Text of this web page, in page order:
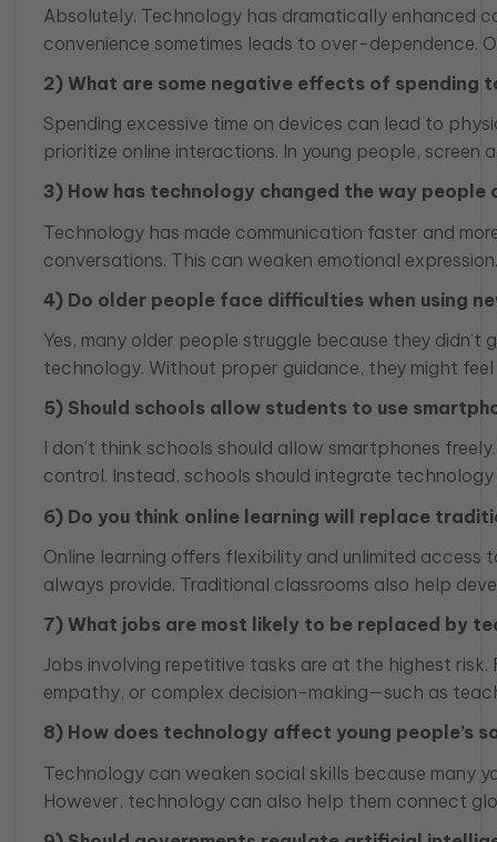
Absolutely. Technology has dramatically enhanced
convenience sometimes leads to over-dependence.
2) What are some negative effects of spending
Spending excessive time on devices can lead to
prioritize online interactions. In young people,
3) How has technology changed the way people
Technology has made communication faster and
conversations. This can weaken emotional
4) Do older people face difficulties when using
Yes, many older people struggle because they
technology. Without proper guidance, they might
5) Should schools allow students to use
I don’t think schools should allow smartphones
control. Instead, schools should integrate
6) Do you think online learning will replace
Online learning offers flexibility and unlimited
always provide. Traditional classrooms also help
7) What jobs are most likely to be replaced by
Jobs involving repetitive tasks are at the highest
empathy, or complex decision-making—such as
8) How does technology affect young people’s
Technology can weaken social skills because many
However, technology can also help them connect